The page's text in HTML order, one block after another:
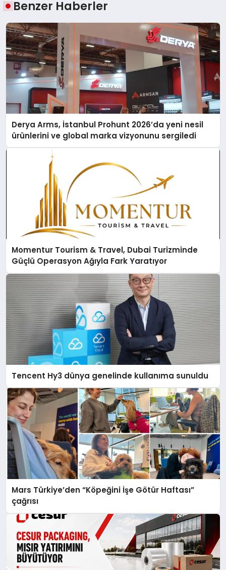
Benzer Haberler
Derya Arms, İstanbul Prohunt 2026’da yeni nesil
ürünlerini ve global marka vizyonunu sergiledi
Momentur Tourism & Travel, Dubai Turizminde
Güçlü Operasyon Ağıyla Fark Yaratıyor
Tencent Hy3 dünya genelinde kullanıma sunuldu
Mars Türkiye’den “Köpeğini İşe Götür Haftası”
çağrısı